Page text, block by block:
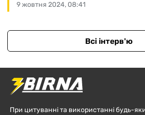
9 жовтня 2024, 08:41
Всі інтерв'ю
При цитуванні та використанні будь-